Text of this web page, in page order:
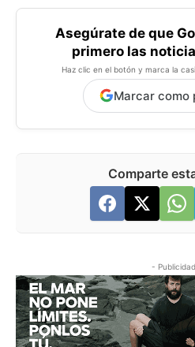
Asegúrate de que
primero las
Haz clic en el botón y marca la
Marcar como
Comparte
-